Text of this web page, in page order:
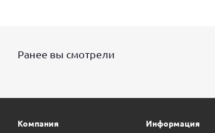
Ранее вы смотрели
Компания Информация